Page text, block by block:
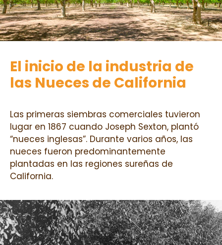
El inicio de la industria de
las Nueces de California
Las primeras siembras comerciales tuvieron
lugar en 1867 cuando Joseph Sexton, plantó
“nueces inglesas”. Durante varios años, las
nueces fueron predominantemente
plantadas en las regiones sureñas de
California.